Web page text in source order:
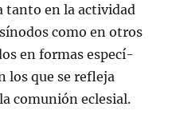
tanto en la actividad
como en otros
en formas especí­
los que se refleja
comunión eclesial.